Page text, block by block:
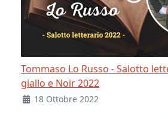
Tommaso Lo Russo - Salotto
giallo e Noir 2022
18 Ottobre 2022